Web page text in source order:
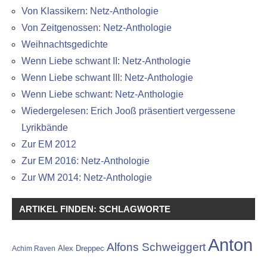
Von Klassikern: Netz-Anthologie
Von Zeitgenossen: Netz-Anthologie
Weihnachtsgedichte
Wenn Liebe schwant II: Netz-Anthologie
Wenn Liebe schwant III: Netz-Anthologie
Wenn Liebe schwant: Netz-Anthologie
Wiedergelesen: Erich Jooß präsentiert vergessene
Lyrikbände
Zur EM 2012
Zur EM 2016: Netz-Anthologie
Zur WM 2014: Netz-Anthologie
ARTIKEL FINDEN: SCHLAGWORTE
Achim Raven Alex Dreppec Alfons SchweiggertAnton